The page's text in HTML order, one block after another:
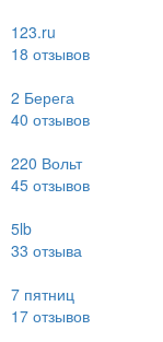
123.ru
18 отзывов
2 Берега
40 отзывов
220 Вольт
45отзывов
5lb
33 отзыва
7 пятниц
17отзывов